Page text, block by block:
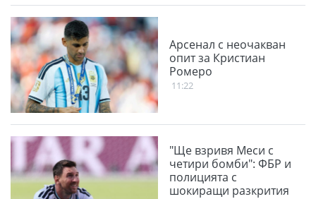
Aрсенал с неочакван
опит за Кристиан
Ромеро
11:22
"Ще взривя Меси с
четири бомби": ФБР и
полицията с
шокиращи разкрития